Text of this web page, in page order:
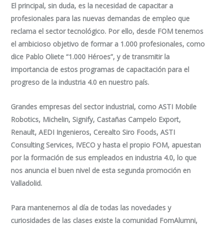
El principal, sin duda, es la necesidad de capacitar a
profesionales para las nuevas demandas de empleo que
reclama el sector tecnológico. Por ello, desde FOM tenemos
el ambicioso objetivo de formar a 1.000 profesionales, como
dice Pablo Oliete “1.000 Héroes”, y de transmitir la
importancia de estos programas de capacitación para el
progreso de la industria 4.0 en nuestro país.
Grandes empresas del sector industrial, como ASTI Mobile
Robotics, Michelin, Signify, Castañas Campelo Export,
Renault, AEDI Ingenieros, Cerealto Siro Foods, ASTI
Consulting Services, IVECO y hasta el propio FOM, apuestan
por la formación de sus empleados en industria 4.0, lo que
nos anuncia el buen nivel de esta segunda promoción en
Valladolid.
Para mantenernos al día de todas las novedades y
curiosidades de las clases existe la comunidad FomAlumni,